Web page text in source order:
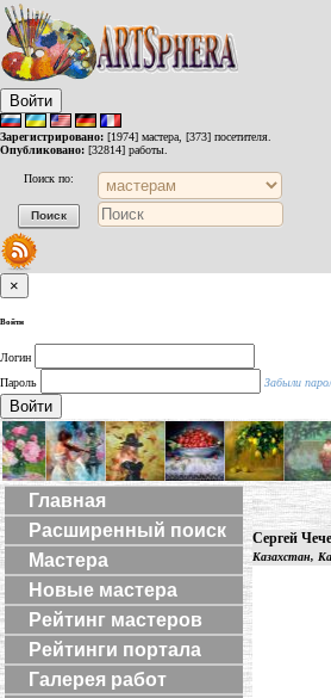
Войти
Зарегистрировано: [1974] мастера, [373] посетителя.
Опубликовано: [32814] работы.
Поиск по:
×
Войти
Логин
Пароль
Забыли
Войти
Главная
Расширенный поиск
Мастера
Новые мастера
Рейтинг мастеров
Рейтинги портала
Галерея работ
Сергей
Казахстан,